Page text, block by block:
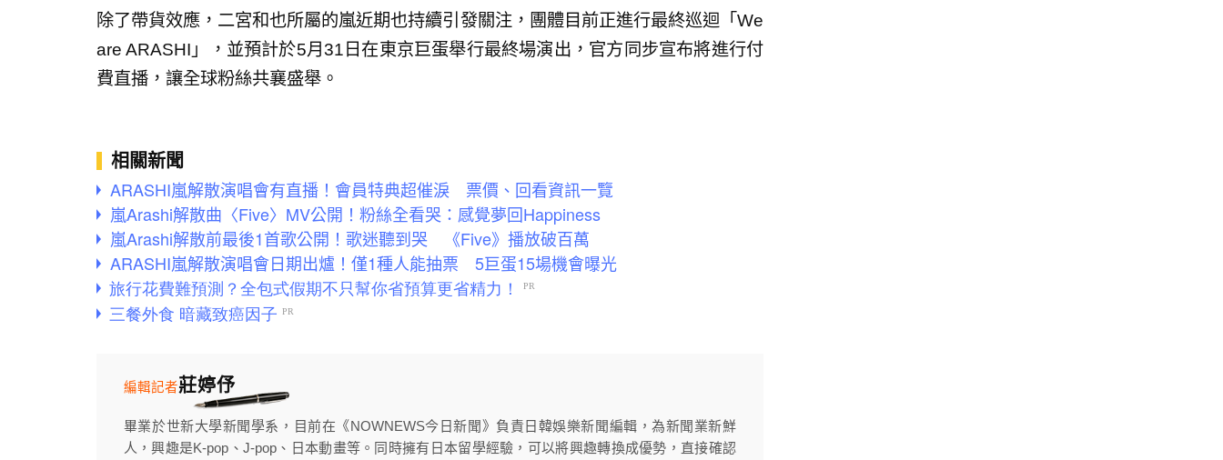
除了帶貨效應，二宮和也所屬的嵐近期也持續引發關注，團體目前正進行最終巡迴「We
are ARASHI」，並預計於5月31日在東京巨蛋舉行最終場演出，官方同步宣布將進行付
費直播，讓全球粉絲共襄盛舉。
相關新聞
ARASHI嵐解散演唱會有直播！會員特典超催淚 票價、回看資訊一覽
嵐Arashi解散曲〈Five〉MV公開！粉絲全看哭：感覺夢回Happiness
嵐Arashi解散前最後1首歌公開！歌迷聽到哭 《Five》播放破百萬
ARASHI嵐解散演唱會日期出爐！僅1種人能抽票 5巨蛋15場機會曝光
莊婷伃
編輯記者
畢業於世新大學新聞學系，目前在《NOWNEWS今日新聞》負責日韓娛樂新聞編輯，為新聞業新鮮
人，興趣是K-pop、J-pop、日本動畫等。同時擁有日本留學經驗，可以將興趣轉換成優勢，直接確認